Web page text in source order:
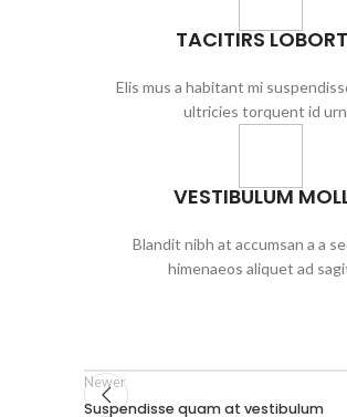
TACITIRS
Elis mus a habitant mi
ultricies torquent id
VESTIBULUM
Blandit nibh at accumsan a a
himenaeos aliquet ad
Newer
Suspendisse quam at vestibulum